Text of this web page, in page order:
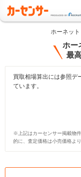
ホーネッ
ホー
最
買取相場算出には参照デ
ています。
※上記はカーセンサー掲載物
的に、査定価格は小売価格よ